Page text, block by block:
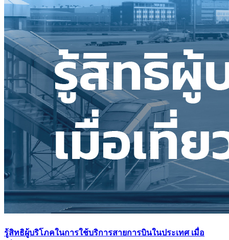
รู้สิทธิผู้บริโภคในการใช้บริการสายการบินในประเทศ เมื่อ